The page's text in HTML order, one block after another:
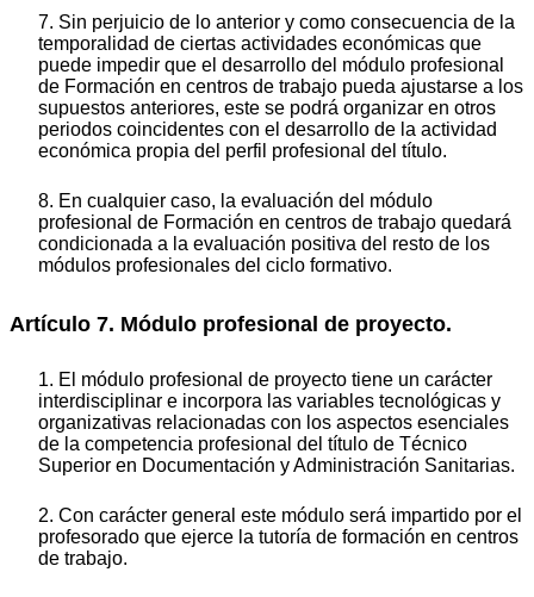
7. Sin perjuicio de lo anterior y como consecuencia de la
temporalidad de ciertas actividades económicas que
puede impedir que el desarrollo del módulo profesional
de Formación en centros de trabajo pueda ajustarse a los
supuestos anteriores, este se podrá organizar en otros
periodos coincidentes con el desarrollo de la actividad
económica propia del perfil profesional del título.
8. En cualquier caso, la evaluación del módulo
profesional de Formación en centros de trabajo quedará
condicionada a la evaluación positiva del resto de los
módulos profesionales del ciclo formativo.
Artículo 7. Módulo profesional de proyecto.
1. El módulo profesional de proyecto tiene un carácter
interdisciplinar e incorpora las variables tecnológicas y
organizativas relacionadas con los aspectos esenciales
de la competencia profesional del título de Técnico
Superior en Documentación y Administración Sanitarias.
2. Con carácter general este módulo será impartido por el
profesorado que ejerce la tutoría de formación en centros
de trabajo.